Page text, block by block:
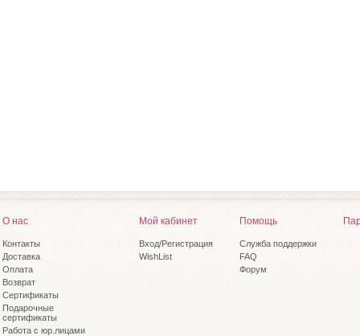
О нас
Контакты
Доставка
Оплата
Возврат
Сертификаты
Подарочные
сертификаты
Работа с юр.лицами
Мой кабинет
Вход/Регистрация
WishList
Помощь
Служба поддержки
FAQ
Форум